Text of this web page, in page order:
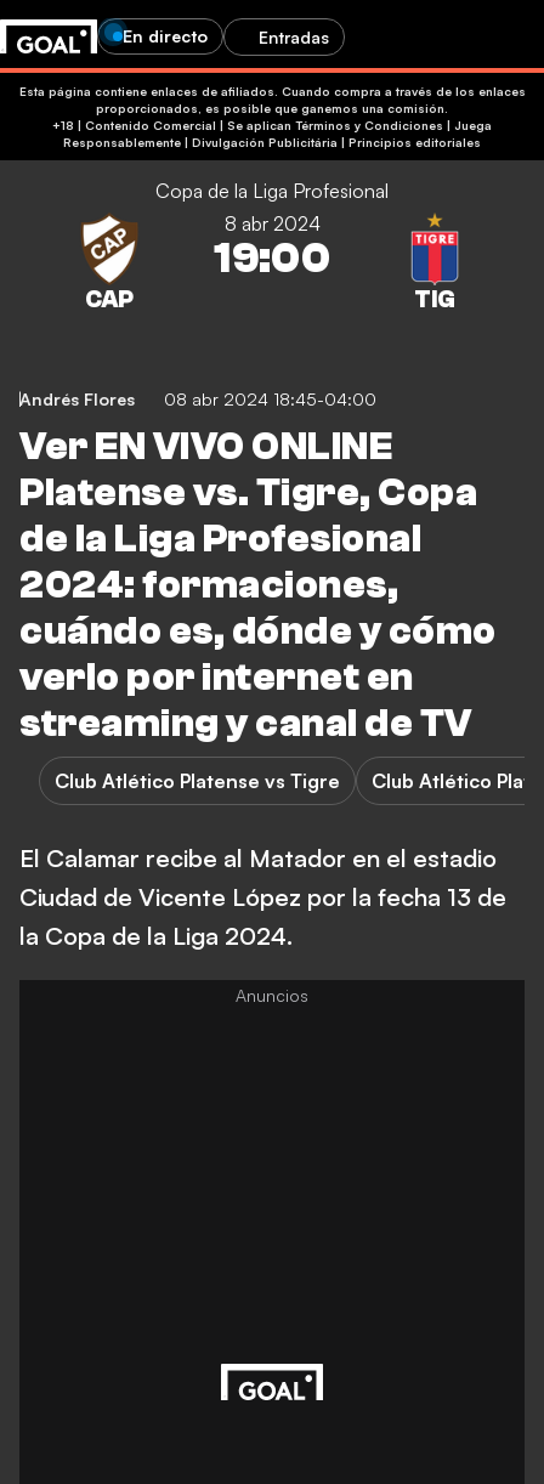
En directo Entradas
Esta página contiene enlaces de afiliados. Cuando compra a través de los enlaces
proporcionados, es posible que ganemos una comisión.
+18 | Contenido Comercial | Se aplican Términos y Condiciones | Juega
Responsablemente | Divulgación Publicitária | Principios editoriales
Copa de la Liga Profesional
8 abr 2024
19:00
Andrés Flores 08 abr 2024 18:45-04:00
Ver EN VIVO ONLINE
Platense vs. Tigre, Copa
de la Liga Profesional
2024: formaciones,
cuándo es, dónde y cómo
verlo por internet en
streaming y canal de TV
Club Atlético Platense vs Tigre Club Atlético
El Calamar recibe al Matador en el estadio
Ciudad de Vicente López por la fecha 13 de
la Copa de la Liga 2024.